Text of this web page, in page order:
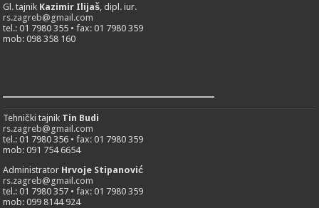
Gl. tajnik Kazimir Ilijaš , dipl. iur.
rs.zagreb@gmail.com
tel.: 01 7980 355 • fax: 01 7980 359
mob: 098 358 160
Tehnički tajnik Tin Budi
rs.zagreb@gmail.com
tel.: 01 7980 356 • fax: 01 7980 359
mob: 091 754 6654
Administrator Hrvoje Stipanović
rs.zagreb@gmail.com
tel.: 01 7980 357 • fax: 01 7980 359
mob: 099 8144 924